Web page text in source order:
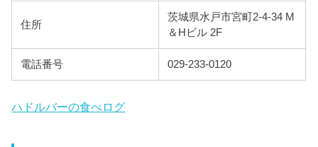
住所
茨城県水戸市宮町2-4-34 M
＆Hビル 2F
電話番号 029-233-0120
ハドルバーの食べログ